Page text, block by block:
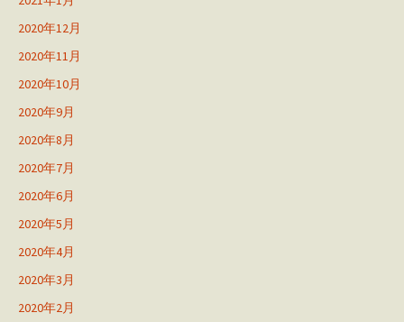
2020年12月
2020年11月
2020年10月
2020年9月
2020年8月
2020年7月
2020年6月
2020年5月
2020年4月
2020年3月
2020年2月